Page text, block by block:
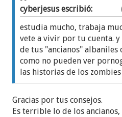
cyberjesus escribió:
estudia mucho, trabaja
vete a vivir por tu cuenta.
de tus "ancianos" albaniles
como no pueden ver
las historias de los
Gracias por tus consejos.
Es terrible lo de los